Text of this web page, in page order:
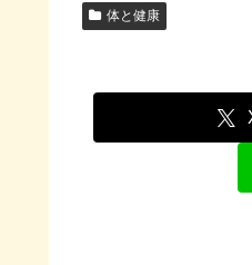
体と健康